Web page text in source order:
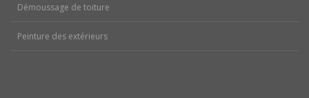
Démoussage de toiture
Peinture des extérieurs